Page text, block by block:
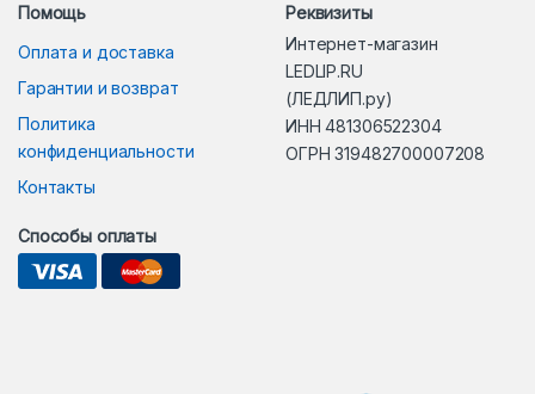
Помощь
Оплата и доставка
Гарантии и возврат
Политика
конфиденциальности
Контакты
Реквизиты
Интернет-магазин
LEDLIP.RU
(ЛЕДЛИП.ру)
ИНН 481306522304
ОГРН 319482700007208
Способы оплаты